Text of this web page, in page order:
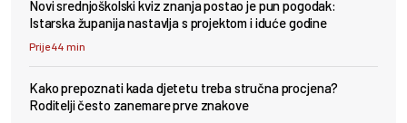
Novi srednjoškolski kviz znanja postao je pun pogodak:
Istarska županija nastavlja s projektom i iduće godine
Prije 44 min
Kako prepoznati kada djetetu treba stručna procjena?
Roditelji često zanemare prve znakove